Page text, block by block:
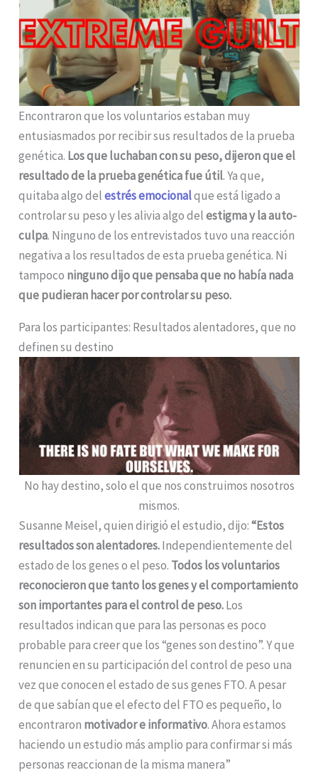
Encontraron que los voluntarios estaban muy
entusiasmados por recibir sus resultados de la prueba
genética. Los que luchaban con su peso, dijeron que el
resultado de la prueba genética fue útil. Ya que,
quitaba algo delestrés emocionalque está ligado a
controlar su peso y les alivia algo delestigma y la auto-
culpa. Ninguno de los entrevistados tuvo una reacción
negativa a los resultados de esta prueba genética. Ni
tampoco ninguno dijo que pensaba que no había nada
que pudieran hacer por controlar su peso.
Para los participantes: Resultados alentadores, que no
definen su destino
No hay destino, solo el que nos construimos nosotros
mismos.
Susanne Meisel, quien dirigió el estudio, dijo:“Estos
resultados son alentadores.Independientemente del
estado de los genes o el peso. Todos los voluntarios
reconocieron que tanto los genes y el comportamiento
son importantes para el control de peso.Los
resultados indican que para las personas es poco
probable para creer que los “genes son destino”. Y que
renuncien en su participación del control de peso una
vez que conocen el estado de sus genes FTO. A pesar
de que sabían que el efecto del FTO es pequeño, lo
encontraron motivador e informativo. Ahora estamos
haciendo un estudio más amplio para confirmar si más
personas reaccionan de la misma manera”